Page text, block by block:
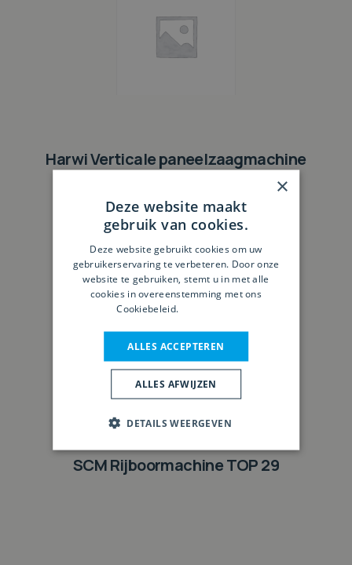
Harwi Verticale paneelzaagmachine
SCM Rijboormachine TOP 29
×
Deze website maakt
gebruik van cookies.
Deze website gebruikt cookies om uw
gebruikerservaring te verbeteren. Door onze
website te gebruiken, stemt u in met alle
cookies in overeenstemming met ons
Cookiebeleid.
ALLES ACCEPTEREN
ALLES AFWIJZEN
DETAILS WEERGEVEN